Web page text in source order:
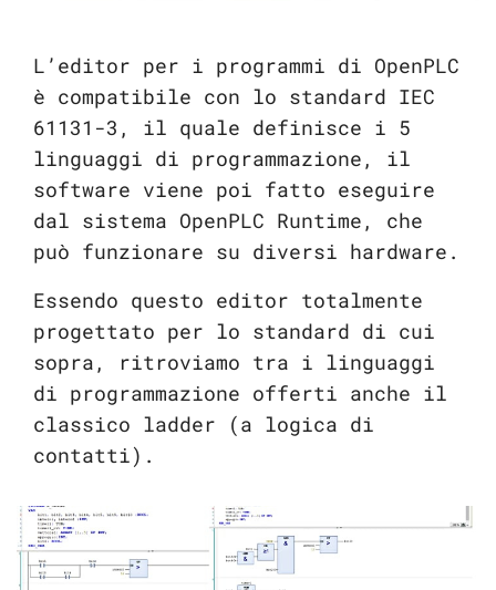
L’editor per i programmi di OpenPLC
è compatibile con lo standard IEC
61131-3, il quale definisce i 5
linguaggi di programmazione, il
software viene poi fatto eseguire
dal sistema OpenPLC Runtime, che
può funzionare su diversi hardware.
Essendo questo editor totalmente
progettato per lo standard di cui
sopra, ritroviamo tra i linguaggi
di programmazione offerti anche il
classico ladder (a logica di
contatti).